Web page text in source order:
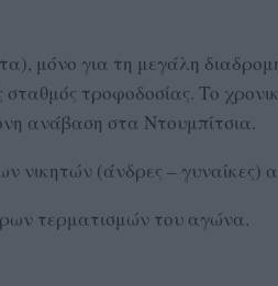
μόνο για τη μεγάλη
σταθμός τροφοδοσίας. Το
ανάβαση στα Ντουμπίτσια.
νικητών (άνδρες – γυναίκες)
τερματισμών του αγώνα.